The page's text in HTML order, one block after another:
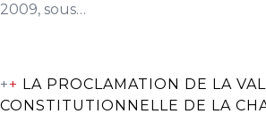
2009, sous…
++ LA PROCLAMATION DE LA
CONSTITUTIONNELLE DE LA